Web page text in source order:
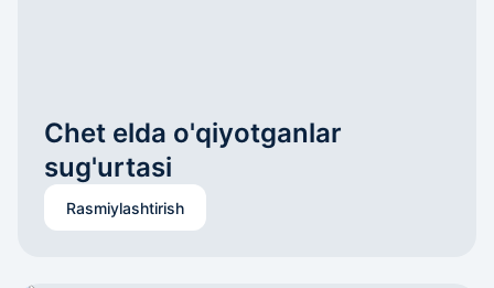
Chet elda o'qiyotganlar
sug'urtasi
Rasmiylashtirish